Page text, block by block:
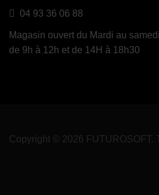
04 93 36 06 88
Magasin ouvert du Mardi au samedi
de 9h à 12h et de 14H à 18h30
Copyright © 2026 FUTUROSOFT.